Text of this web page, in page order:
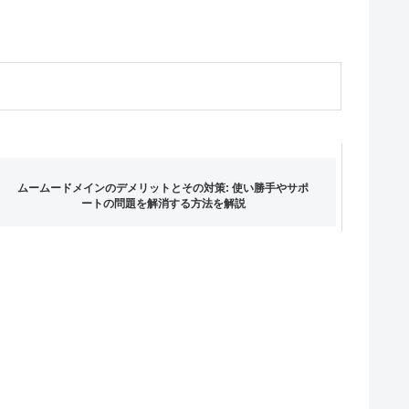
ムームードメインのデメリットとその対策: 使い勝手やサポ
ートの問題を解消する方法を解説